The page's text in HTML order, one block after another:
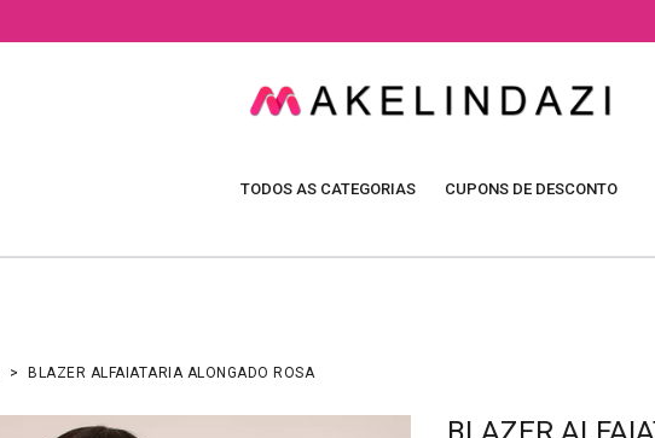
TODOS AS CATEGORIAS CUPONS DE DESCONTO
BLAZER ALFAIATARIA ALONGADO ROSA